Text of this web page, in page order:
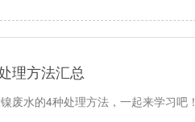
理方法汇总
废水的4种处理方法，一起来学习吧！